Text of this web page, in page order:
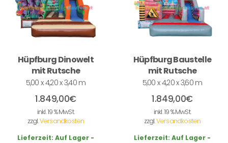
Hüpfburg Dinowelt
mit Rutsche
5,00 x 4,20 x 3,40 m
1.849,00€
inkl. 19 % MwSt.
zzgl.Versandkosten
Lieferzeit: Auf Lager -
Hüpfburg Baustelle
mit Rutsche
5,00 x 4,20 x 3,60 m
1.849,00€
inkl. 19 % MwSt.
zzgl.Versandkosten
Lieferzeit: Auf Lager -